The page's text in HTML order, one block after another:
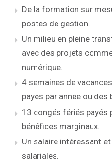
De la formation sur
postes de gestion.
Un milieu en pleine
avec des projets
numérique.
4 semaines de
payés par année ou des
13 congés fériés payés
bénéfices marginaux.
Un salaire intéressant
salariales.